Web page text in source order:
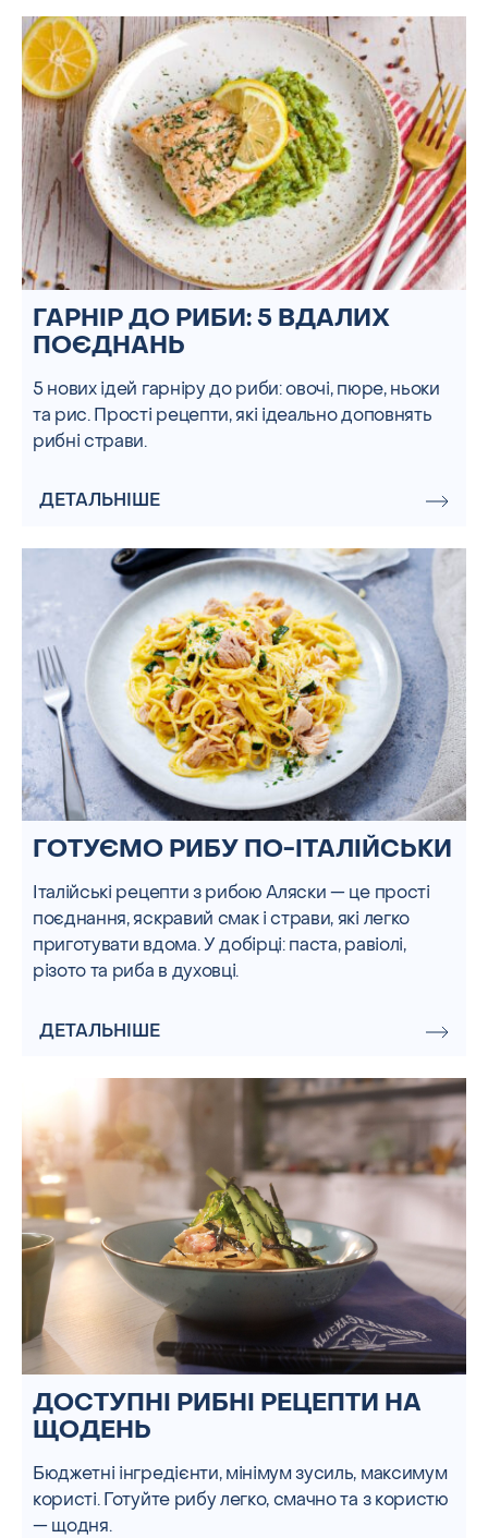
ГАРНІР ДО РИБИ: 5 ВДАЛИХ
ПОЄДНАНЬ
5 нових ідей гарніру до риби: овочі, пюре, ньоки
та рис. Прості рецепти, які ідеально доповнять
рибні страви.
ДЕТАЛЬНІШЕ
ГОТУЄМО РИБУ ПО-ІТАЛІЙСЬКИ
Італійські рецепти з рибою Аляски — це прості
поєднання, яскравий смак і страви, які легко
приготувати вдома. У добірці: паста, равіолі,
різото та риба в духовці.
ДЕТАЛЬНІШЕ
ДОСТУПНІ РИБНІ РЕЦЕПТИ НА
ЩОДЕНЬ
Бюджетні інгредієнти, мінімум зусиль, максимум
користі. Готуйте рибу легко, смачно та з користю
— щодня.